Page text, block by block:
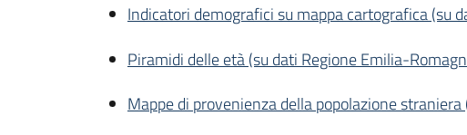
Indicatori demografici su mappa cartografica (su
Piramidi delle età (su dati Regione Emilia-
Mappe di provenienza della popolazione